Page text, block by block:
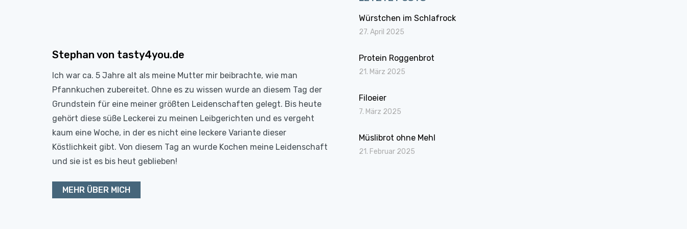
Stephan von tasty4you.de
Ich war ca. 5 Jahre alt als meine Mutter mir beibrachte, wie man
Pfannkuchen zubereitet. Ohne es zu wissen wurde an diesem Tag der
Grundstein für eine meiner größten Leidenschaften gelegt. Bis heute
gehört diese süße Leckerei zu meinen Leibgerichten und es vergeht
kaum eine Woche, in der es nicht eine leckere Variante dieser
Köstlichkeit gibt. Von diesem Tag an wurde Kochen meine Leidenschaft
und sie ist es bis heut geblieben!
MEHR ÜBER MICH
Würstchen im Schlafrock
27. April 2025
Protein Roggenbrot
21. März 2025
Filoeier
7. März 2025
Müslibrot ohne Mehl
21. Februar 2025